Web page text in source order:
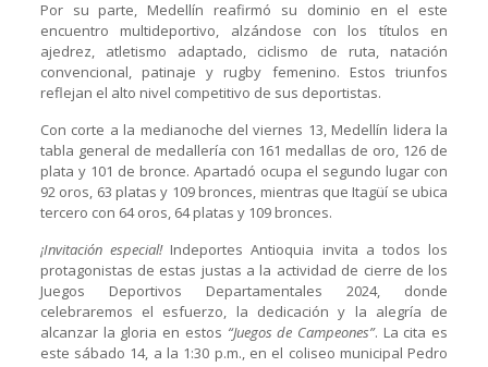
Por su parte, Medellín reafirmó su dominio en el este
encuentro multideportivo, alzándose con los títulos en
ajedrez, atletismo adaptado, ciclismo de ruta, natación
convencional, patinaje y rugby femenino. Estos triunfos
reflejan el alto nivel competitivo de sus deportistas.
Con corte a la medianoche del viernes 13, Medellín lidera la
tabla general de medallería con 161 medallas de oro, 126 de
plata y 101 de bronce. Apartadó ocupa el segundo lugar con
92 oros, 63 platas y 109 bronces, mientras que Itagüí se ubica
tercero con 64 oros, 64 platas y 109 bronces.
¡Invitación especial!Indeportes Antioquia invita a todos los
protagonistas de estas justas a la actividad de cierre de los
Juegos Deportivos Departamentales 2024, donde
celebraremos el esfuerzo, la dedicación y la alegría de
alcanzar la gloria en estos “Juegos de Campeones”. La cita es
este sábado 14, a la 1:30 p.m., en el coliseo municipal Pedro